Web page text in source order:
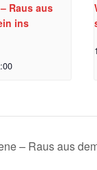
Raus aus
ins
– Raus aus